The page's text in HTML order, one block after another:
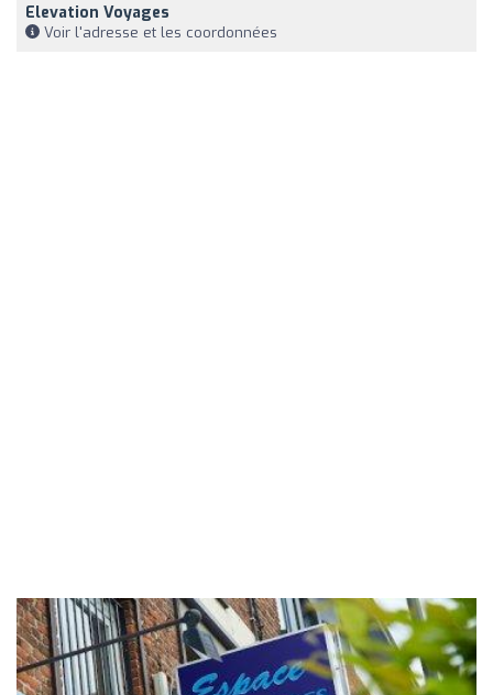
Elevation Voyages
Voir l'adresse et les coordonnées